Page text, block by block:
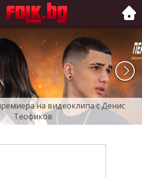
на видеоклипа с Денис
Теофиков